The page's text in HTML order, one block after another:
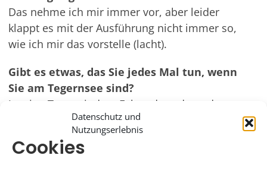
Datenschutz und
Nutzungserlebnis
Cookies
Das nehme ich mir immer vor, aber leider
klappt es mit der Ausführung nicht immer so,
wie ich mir das vorstelle (lacht).
Gibt es etwas, das Sie jedes Mal tun, wenn
Sie am Tegernsee sind?
Ja, eine Tour mit dem Fahrrad rund um den
See, die ist jedes Mal Pflicht.